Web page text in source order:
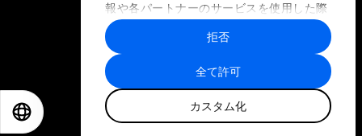
報や各パートナーのサービスを使用した際
に収集された情報と組み合わされ、各パー
トナーによって使用されることがありま
す。
全て許可
カスタム化
拒否
プライバシーポリシーと利用規約
サイトマップ
©
世界経済フォーラム